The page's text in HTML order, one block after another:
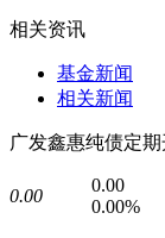
相关资讯
基金新闻
相关新闻
广发鑫惠纯债定
0.00
0.00
0.00%